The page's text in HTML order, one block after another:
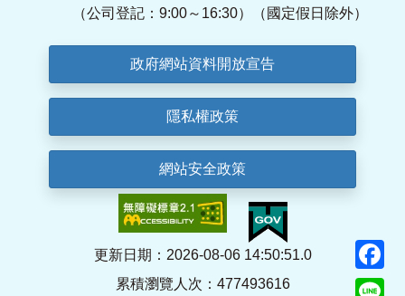
（公司登記：9:00～16:30）（國定假日除外）
政府網站資料開放宣告
隱私權政策
網站安全政策
更新日期：2026-08-06 14:50:51.0
累積瀏覽人次：477493616